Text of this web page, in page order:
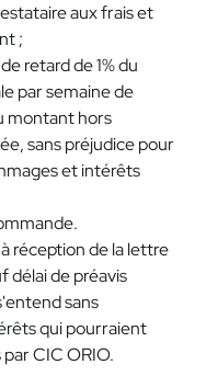
aux frais et
;
retard de 1% du
par semaine de
montant hors
sans préjudice pour
et intérêts
réception de la lettre
délai de préavis
sans
qui pourraient
CIC ORIO.